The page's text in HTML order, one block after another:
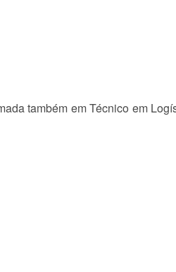
também em Técnico em